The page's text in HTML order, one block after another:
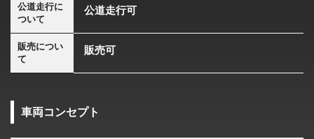
公道走行に
ついて
公道走行可
販売につい
て
販売可
車両コンセプト